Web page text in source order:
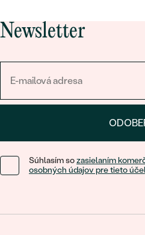
Newsletter
Súhlasím sozasielaním
osobných údajov pre tieto